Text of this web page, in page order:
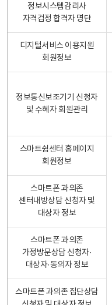
정보시스템감리사
자격검정 합격자 명단
디지털서비스 이용지원
회원정보
정보통신보조기기 신청자
및 수혜자 회원관리
스마트쉼센터 홈페이지
회원정보
스마트폰 과의존
센터내방상담 신청자 및
대상자 정보
스마트폰 과의존
가정방문상담 신청자·
대상자·동의자 정보
스마트폰 과의존 집단상담